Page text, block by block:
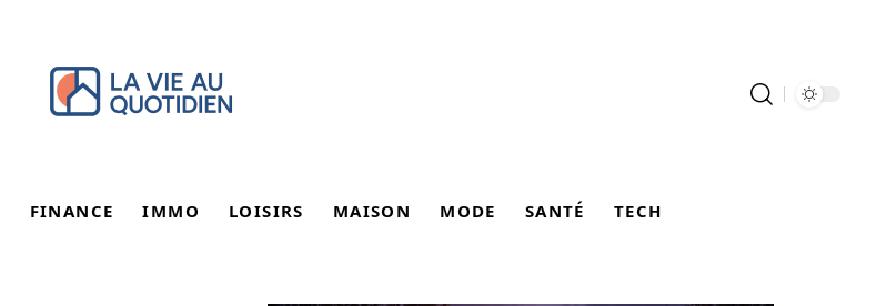
FINANCE IMMO LOISIRS MAISON MODE SANTÉ TECH